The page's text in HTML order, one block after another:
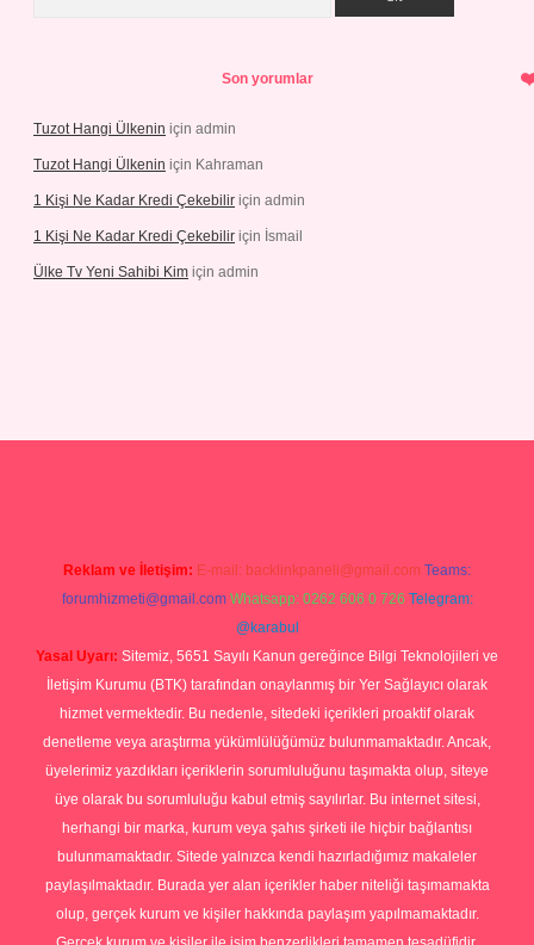
Son yorumlar
Tuzot Hangi Ülkenin için admin
Tuzot Hangi Ülkenin için Kahraman
1 Kişi Ne Kadar Kredi Çekebilir için admin
1 Kişi Ne Kadar Kredi Çekebilir için İsmail
Ülke Tv Yeni Sahibi Kim için admin
Reklam ve İletişim: E-mail: backlinkpaneli@gmail.com Teams:
forumhizmeti@gmail.com Whatsapp: 0262 606 0 726 Telegram:
@karabul
Yasal Uyarı: Sitemiz, 5651 Sayılı Kanun gereğince Bilgi Teknolojileri ve
İletişim Kurumu (BTK) tarafından onaylanmış bir Yer Sağlayıcı olarak
hizmet vermektedir. Bu nedenle, sitedeki içerikleri proaktif olarak
denetleme veya araştırma yükümlülüğümüz bulunmamaktadır. Ancak,
üyelerimiz yazdıkları içeriklerin sorumluluğunu taşımakta olup, siteye
üye olarak bu sorumluluğu kabul etmiş sayılırlar. Bu internet sitesi,
herhangi bir marka, kurum veya şahıs şirketi ile hiçbir bağlantısı
bulunmamaktadır. Sitede yalnızca kendi hazırladığımız makaleler
paylaşılmaktadır. Burada yer alan içerikler haber niteliği taşımamakta
olup, gerçek kurum ve kişiler hakkında paylaşım yapılmamaktadır.